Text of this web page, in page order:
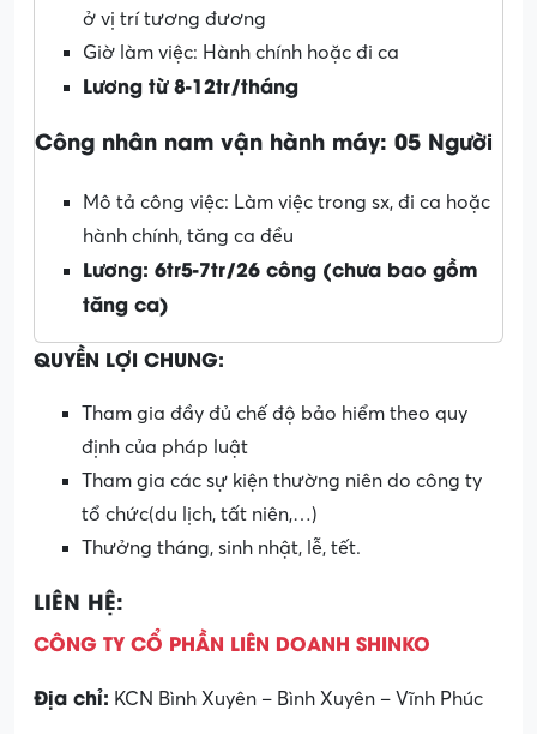
ở vị trí tương đương
Giờ làm việc: Hành chính hoặc đi ca
Lương từ 8-12tr/tháng
Công nhân nam vận hành máy: 05 Người
Mô tả công việc: Làm việc trong sx, đi ca hoặc
hành chính, tăng ca đều
Lương: 6tr5-7tr/26 công (chưa bao gồm
tăng ca)
QUYỀN LỢI CHUNG:
Tham gia đầy đủ chế độ bảo hiểm theo quy
định của pháp luật
Tham gia các sự kiện thường niên do công ty
tổ chức(du lịch, tất niên,…)
Thưởng tháng, sinh nhật, lễ, tết.
LIÊN HỆ:
CÔNG TY CỔ PHẦN LIÊN DOANH SHINKO
Địa chỉ: KCN Bình Xuyên – Bình Xuyên – Vĩnh Phúc